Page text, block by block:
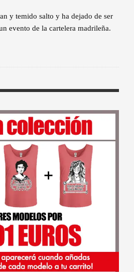
y temido salto y ha dejado de ser
evento de la cartelera madrileña.